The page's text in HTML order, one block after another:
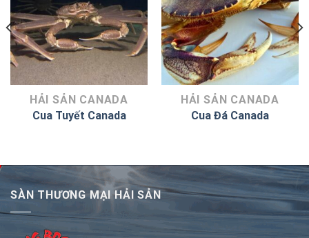
HẢI SẢN CANADA
Cua Tuyết Canada
HẢI SẢN CANADA
Cua Đá Canada
SÀN THƯƠNG MẠI HẢI SẢN